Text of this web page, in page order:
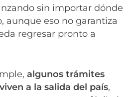
sin importar dónde
aunque eso no garantiza
regresar pronto a
algunos trámites
a la salida del país,